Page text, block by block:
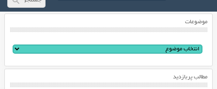
موضوعات
مطالب پربازدید